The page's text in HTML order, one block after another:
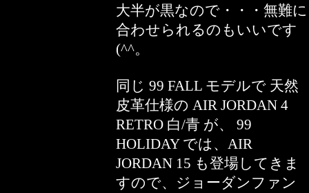
大半が黒なので・・・無難に
合わせられるのもいいです
(^^。
同じ 99 FALL モデルで 天然
皮革仕様の AIR JORDAN 4
RETRO 白/青 が、 99
HOLIDAY では、AIR
JORDAN 15 も登場してきま
すので、ジョーダンファン